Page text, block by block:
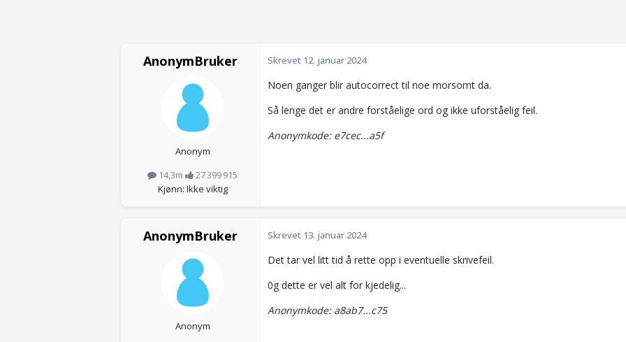
AnonymBruker
Anonym
14,3m
27 399 915
Kjønn: Ikke viktig
Skrevet 12. januar 2024
Noen ganger blir autocorrect til noe morsomt da.
Så lenge det er andre forståelige ord og ikke uforståelig feil.
Anonymkode: e7cec...a5f
AnonymBruker
Anonym
Skrevet 13. januar 2024
Det tar vel litt tid å rette opp i eventuelle skrivefeil.
0g dette er vel alt for kjedelig...
Anonymkode: a8ab7...c75